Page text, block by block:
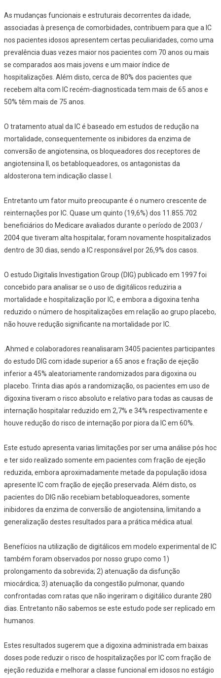
As mudanças funcionais e estruturais decorrentes da idade,
associadas à presença de comorbidades, contribuem para que a IC
nos pacientes idosos apresentem certas peculiaridades, como uma
prevalência duas vezes maior nos pacientes com 70 anos ou mais
se comparados aos mais jovens e um maior índice de
hospitalizações. Além disto, cerca de 80% dos pacientes que
recebem alta com IC recém-diagnosticada tem mais de 65 anos e
50% têm mais de 75 anos.
O tratamento atual da IC é baseado em estudos de redução na
mortalidade, consequentemente os inibidores da enzima de
conversão de angiotensina, os bloqueadores dos receptores de
angiotensina II, os betabloqueadores, os antagonistas da
aldosterona tem indicação classe I.
Entretanto um fator muito preocupante é o numero crescente de
reinternações por IC. Quase um quinto (19,6%) dos 11.855.702
beneficiários do Medicare avaliados durante o período de 2003 /
2004 que tiveram alta hospitalar, foram novamente hospitalizados
dentro de 30 dias, sendo a IC responsável por 26,9% dos casos.
O estudo Digitalis Investigation Group (DIG) publicado em 1997 foi
concebido para analisar se o uso de digitálicos reduziria a
mortalidade e hospitalização por IC, e embora a digoxina tenha
reduzido o número de hospitalizações em relação ao grupo placebo,
não houve redução significante na mortalidade por IC.
.Ahmed e colaboradores reanalisaram 3405 pacientes participantes
do estudo DIG com idade superior a 65 anos e fração de ejeção
inferior a 45% aleatoriamente randomizados para digoxina ou
placebo. Trinta dias após a randomização, os pacientes em uso de
digoxina tiveram o risco absoluto e relativo para todas as causas de
internação hospitalar reduzido em 2,7% e 34% respectivamente e
houve redução do risco de internação por piora da IC em 60%.
Este estudo apresenta varias limitações por ser uma análise pós hoc
e ter sido realizado somente em pacientes com fração de ejeção
reduzida, embora aproximadamente metade da população idosa
apresente IC com fração de ejeção preservada. Além disto, os
pacientes do DIG não recebiam betabloqueadores, somente
inibidores da enzima de conversão de angiotensina, limitando a
generalização destes resultados para a prática médica atual.
Benefícios na utilização de digitálicos em modelo experimental de IC
também foram observados por nosso grupo como 1)
prolongamento da sobrevida; 2) atenuação da disfunção
miocárdica; 3) atenuação da congestão pulmonar, quando
confrontadas com ratas que não ingeriram o digitálico durante 280
dias. Entretanto não sabemos se este estudo pode ser replicado em
humanos.
Estes resultados sugerem que a digoxina administrada em baixas
doses pode reduzir o risco de hospitalizações por IC com fração de
ejeção reduzida e melhorar a classe funcional em idosos no estágio